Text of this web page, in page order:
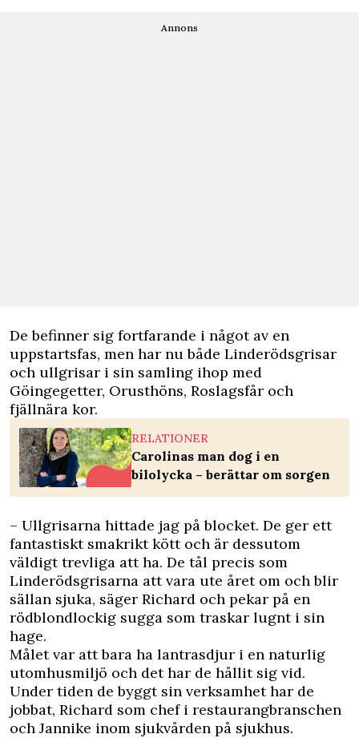
Annons
De befinner sig fortfarande i något av en
uppstartsfas, men har nu både Linderödsgrisar
och ullgrisar i sin samling ihop med
Göingegetter, Orusthöns, Roslagsfår och
fjällnära kor.
RELATIONER
Carolinas man dog i en
bilolycka – berättar om sorgen
– Ullgrisarna hittade jag på blocket. De ger ett
fantastiskt smakrikt kött och är dessutom
väldigt trevliga att ha. De tål precis som
Linderödsgrisarna att vara ute året om och blir
sällan sjuka, säger Richard och pekar på en
rödblondlockig sugga som traskar lugnt i sin
hage.
Målet var att bara ha lantrasdjur i en naturlig
utomhusmiljö och det har de hållit sig vid.
Under tiden de byggt sin verksamhet har de
jobbat, Richard som chef i restaurangbranschen
och Jannike inom sjukvården på sjukhus.